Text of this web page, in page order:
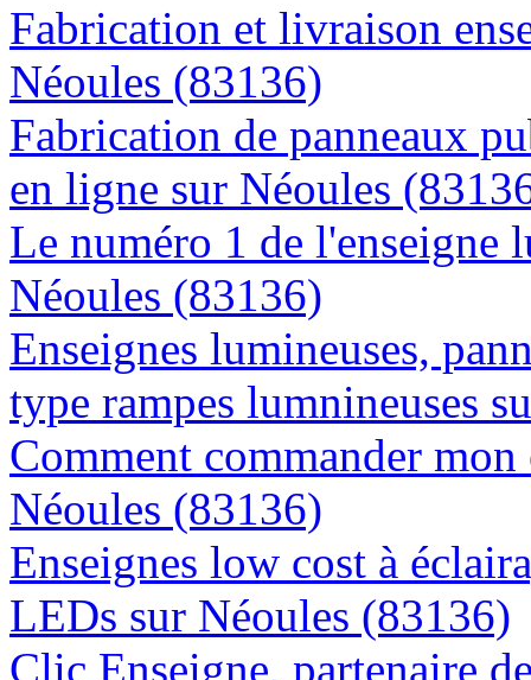
Fabrication et livraison
Néoules (83136)
Fabrication de panneaux
en ligne sur Néoules
Le numéro 1 de l'enseigne
Néoules (83136)
Enseignes lumineuses,
type rampes lumnineuses
Comment commander
Néoules (83136)
Enseignes low cost à
LEDs sur Néoules (83136)
Clic Enseigne, partenaire